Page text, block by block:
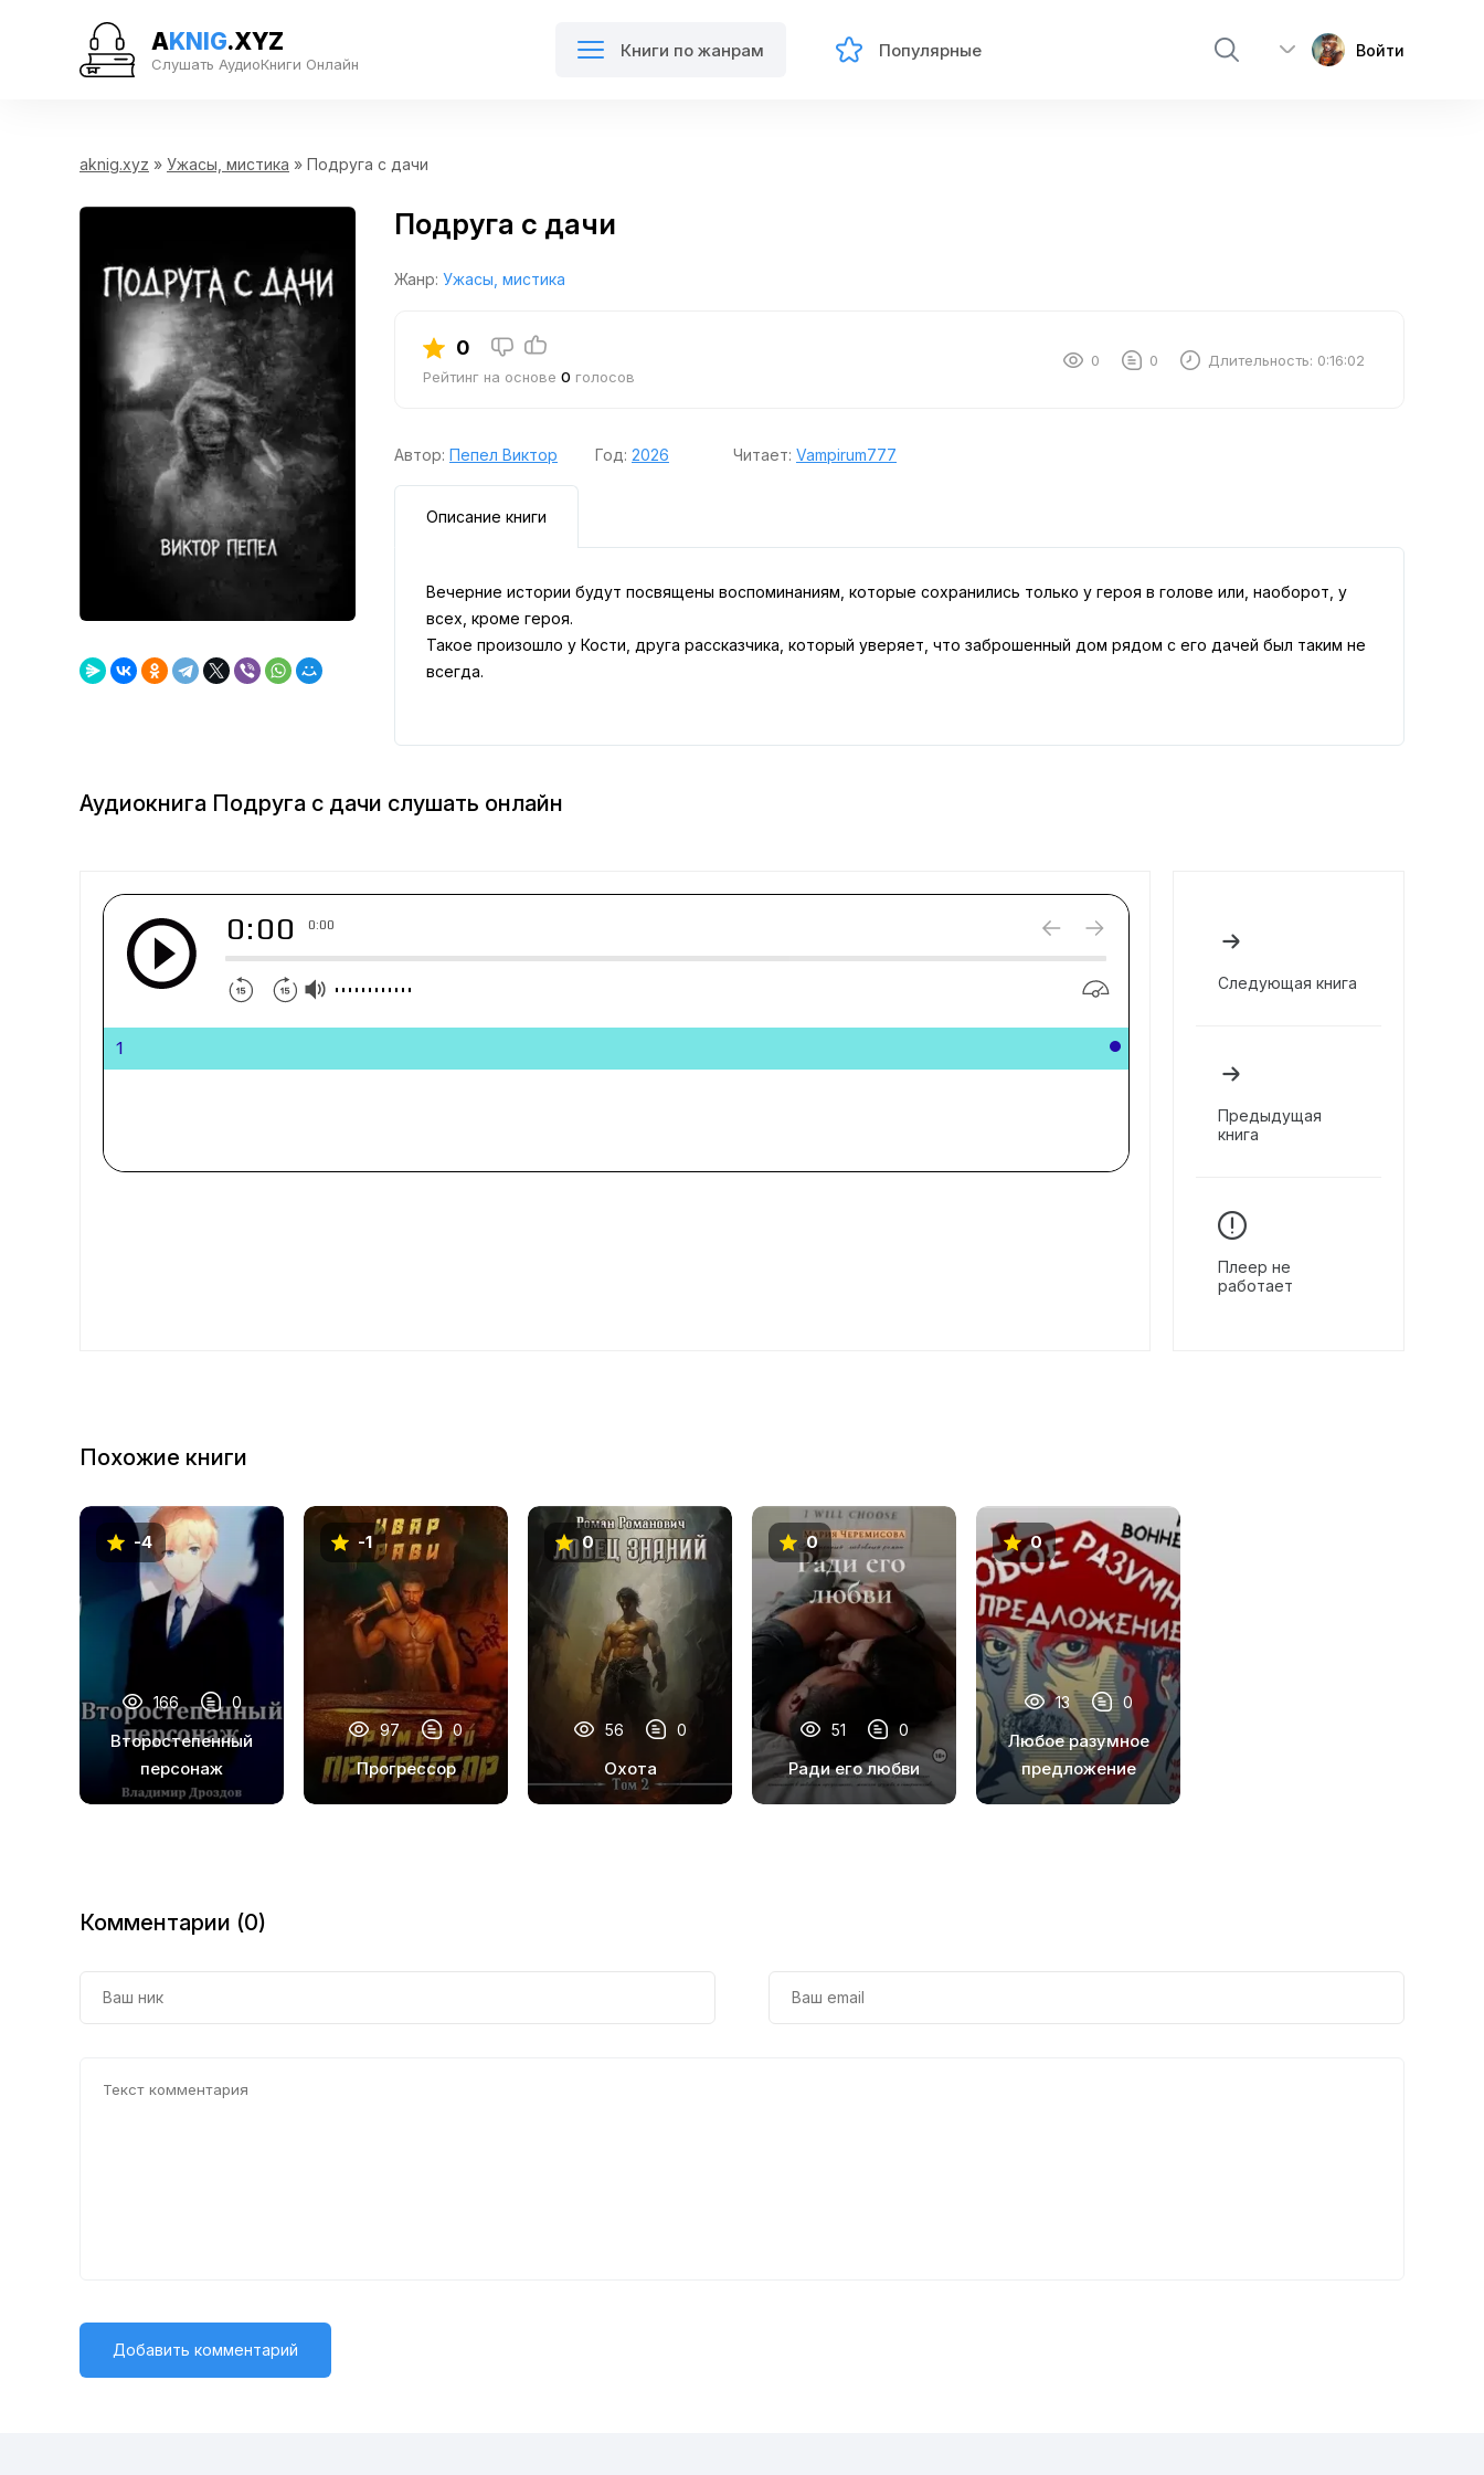
AKNIG.XYZ
Слушать АудиоКниги Онлайн
Книги по жанрам Популярные Войти
aknig.xyz » Ужасы, мистика » Подруга с дачи
Подруга с дачи
Жанр: Ужасы, мистика
0
Рейтинг на основе 0 голосов
0 0 Длительность: 0:16:02
Автор: Пепел Виктор Год: 2026 Читает: Vampirum777
Описание книги
Вечерние истории будут посвящены воспоминаниям, которые сохранились только у героя в голове или, наоборот, у
всех, кроме героя.
Такое произошло у Кости, друга рассказчика, который уверяет, что заброшенный дом рядом с его дачей был таким не
всегда.
Аудиокнига Подруга с дачи слушать онлайн
0:00 0:00
1
Следующая книга
Предыдущая
книга
Плеер не
работает
Похожие книги
-4
166 0
Второстепенный
персонаж
-1
97 0
Прогрессор
0
56 0
Охота
0
51 0
Ради его любви
0
13 0
Любое разумное
предложение
Комментарии (0)